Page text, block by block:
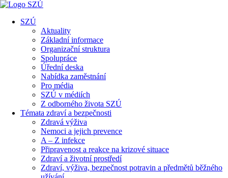
SZÚ
Aktuality
Základní informace
Organizační struktura
Spolupráce
Úřední deska
Nabídka zaměstnání
Pro média
SZÚ v médiích
Z odborného života SZÚ
Témata zdraví a bezpečnosti
Zdravá výživa
Nemoci a jejich prevence
A – Z infekce
Připravenost a reakce na krizové situace
Zdraví a životní prostředí
Zdraví, výživa, bezpečnost potravin a předmětů běžného